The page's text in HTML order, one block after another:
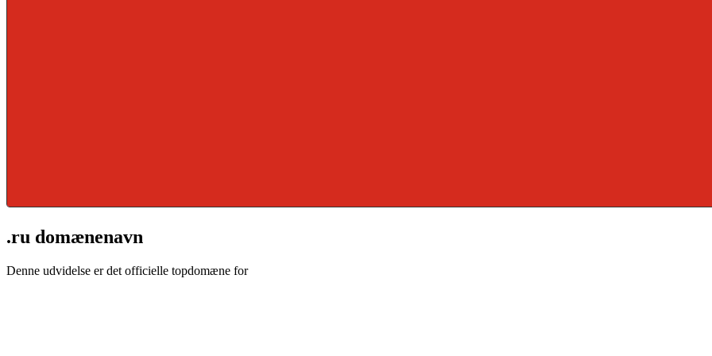
.ru domænenavn
Denne udvidelse er det officielle topdomæne for